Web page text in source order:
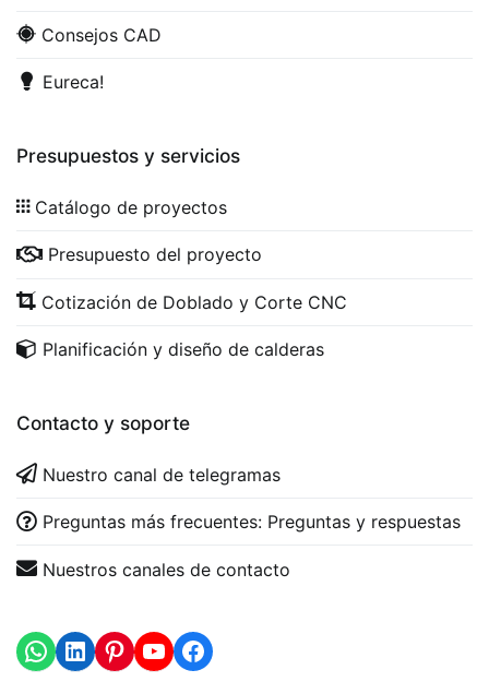
Consejos CAD
Eureca!
Presupuestos y servicios
Catálogo de proyectos
Presupuesto del proyecto
Cotización de Doblado y Corte CNC
Planificación y diseño de calderas
Contacto y soporte
Nuestro canal de telegramas
Preguntas más frecuentes: Preguntas y respuestas
Nuestros canales de contacto
WhatsApp
LinkedInhttps://